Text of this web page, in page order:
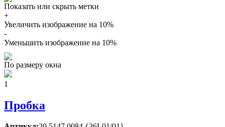
Показать или скрыть метки
+
Увеличить изображение на 10%
-
Уменьшить изображение на 10%
По размеру окна
1
Пробка